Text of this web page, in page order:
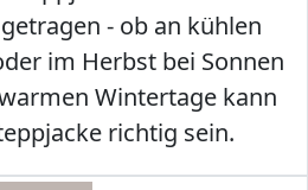
- ob an kühlen
im Herbst bei Sonnen
Wintertage kann
richtig sein.